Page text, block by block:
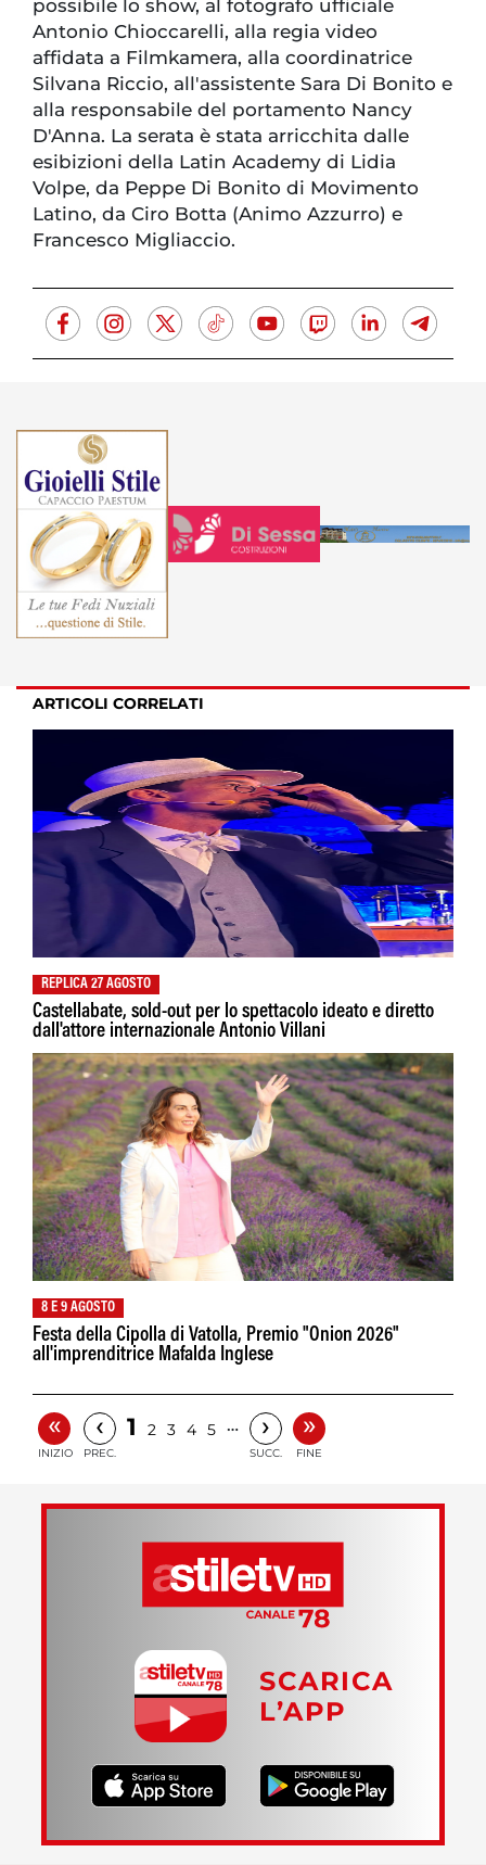
possibile lo show, al fotografo ufficiale
Antonio Chioccarelli, alla regia video
affidata a Filmkamera, alla coordinatrice
Silvana Riccio, all'assistente Sara Di Bonito e
alla responsabile del portamento Nancy
D'Anna. La serata è stata arricchita dalle
esibizioni della Latin Academy di Lidia
Volpe, da Peppe Di Bonito di Movimento
Latino, da Ciro Botta (Animo Azzurro) e
Francesco Migliaccio.
ARTICOLI CORRELATI
REPLICA 27 AGOSTO
Castellabate, sold-out per lo spettacolo ideato e diretto
dall'attore internazionale Antonio Villani
8 E 9 AGOSTO
Festa della Cipolla di Vatolla, Premio "Onion 2026"
all'imprenditrice Mafalda Inglese
«
INIZIO
‹
PREC.
1 2 3 4 5 … ›
SUCC.
»
FINE
SCARICA
L’APP